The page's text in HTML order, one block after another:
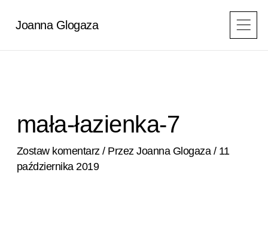
Joanna Glogaza
mała-łazienka-7
Zostaw komentarz / PrzezJoanna Glogaza / 11
października 2019